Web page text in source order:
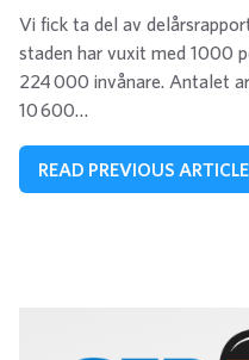
Vi fick ta del av
staden har vuxit med 1000
224 000 invånare. Antalet
10 600…
READ PREVIOUS ARTICLE